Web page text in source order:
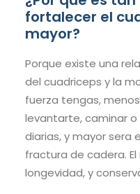
fortalecer el
mayor?
Porque existe una
del cuadriceps y la
fuerza tengas,
levantarte, caminar
diarias, y mayor sera
fractura de cadera.
longevidad, y